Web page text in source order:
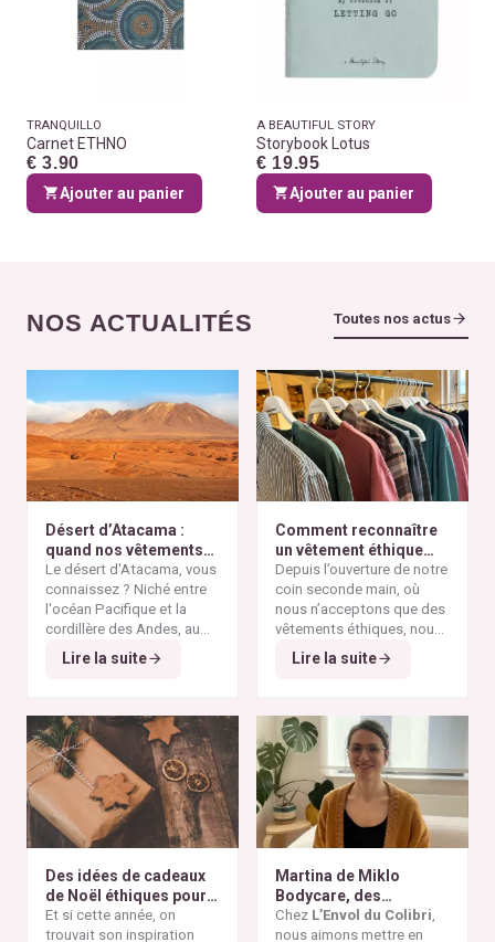
TRANQUILLO
Carnet ETHNO
€ 3.90
Ajouter au panier
A BEAUTIFUL STORY
Storybook Lotus
€ 19.95
Ajouter au panier
NOS ACTUALITÉS Toutes nos actus
Désert d’Atacama :
quand nos vêtements
finissent à l’autre bout
du monde
Le désert d'Atacama, vous
connaissez ? Niché entre
l'océan Pacifique et la
cordillère des Andes, au
nord du Chili, il est
considéré comme l'un des
minéraux et ses vastes
étendues désertiques en
font un lieu unique au
monde.
Alors pourquoi parler du
désert d'Atacama sur un
depuis plusieurs
décennies, cette région
est devenue l'un des
symboles les plus
frappants de la
pollution
textile mondiale
. On y
découvre aujourd'hui des
montagnes de vêtements
abandonnés, témoins
visibles de la
surproduction textile
Lire la suite
Comment reconnaître
un vêtement éthique
selon nos critères ?
Depuis l’ouverture de notre
coin seconde main, où
nous n’acceptons que des
vêtements éthiques, nous
avons remarqué qu’il n’est
pas toujours simple pour
qui répondent à nos
critères de sélection. Entre
les conseils qui circulent
sur les réseaux sociaux et
le greenwashing de
certaines marques, difficile
de s’y retrouver. Voici nos
repères simples et fiables
pour reconnaître un
vêtement réellement
éthique.
Lire la suite
Des idées de cadeaux
de Noël éthiques pour
tous les budgets
Et si cette année, on
trouvait son inspiration
Martina de Miklo
Bodycare, des
déodorants naturels et
zéro déchet A la
Chez L’Envol du Colibri,
nous aimons mettre en